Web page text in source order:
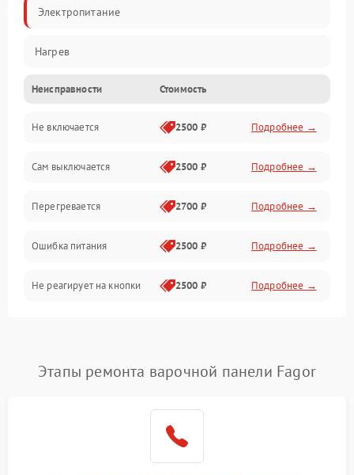
Электропитание
Нагрев
Неисправности Стоимость
Не включается 2500 ₽ Подробнее →
Сам выключается 2500 ₽ Подробнее →
Перегревается 2700 ₽ Подробнее →
Ошибка питания 2500 ₽ Подробнее →
Не реагирует на кнопки 2500 ₽ Подробнее →
Этапы ремонта варочной панели Fagor